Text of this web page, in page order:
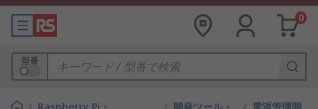
0
型番